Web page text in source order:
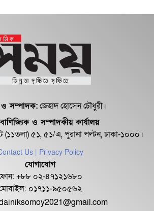
১৮ জুলাই সব মোবাইল গ্রাহকরা পাবেন
১ জিবি ফ্রি ইন্টারনেট
শেরে বাংলা বালিকা মহাবিদ্যালয়ে ‘নিয়ম
ও সম্পাদক:জেহাদ হোসেন চৌধুরী।
বাণিজ্যিক ও সম্পাদকীয় কার্যালয়
(১১তলা) ৫১, ৫১/এ, পুরানা পল্টন, ঢাকা-১০০০।
Us | Privacy Policy
যোগাযোগ
+৮৮ ০২-৪৭১২১৬৮০
০১৭১১-৯৫০৫৬২